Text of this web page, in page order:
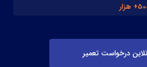
هزار
درخواست تعمیر